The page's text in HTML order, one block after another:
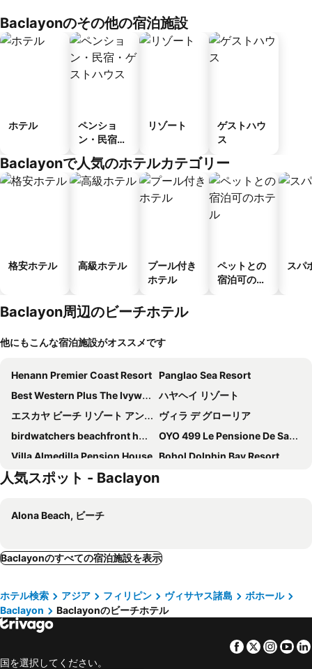
Baclayonのその他の宿泊施設
ホテル
ペンショ
ン・民宿・
ス
リゾート
ゲストハウ
ス
Baclayonで人気のホテルカテゴリー
格安ホテル 高級ホテル
プール付き
ホテル
ペットとの
宿泊可のホ
スパ
Baclayon周辺のビーチホテル
他にもこんな宿泊施設がオススメです
Henann Premier Coast Resort Panglao Sea Resort
Best Western Plus The Ivywall Resort-Panglao
ハヤヘイ リゾート
エスカヤ ビーチ リゾート アンド スパ
ヴィラ デ グローリア
birdwatchers beachfront hotel panglao
OYO 499 Le Pensione De San Jose
Villa Almedilla Pension House Bohol Dolphin Bay Resort
Domos Native Guest House
人気スポット - Baclayon
Alona Beach, ビーチ
Baclayonのすべての宿泊施設を表示
ホテル検索 アジア フィリピン ヴィサヤス諸島
ボホール
Baclayon
Baclayonのビーチホテル
Facebook
Twitter
国を選択してください。